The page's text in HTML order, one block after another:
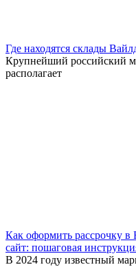
Где находятся склады
Крупнейший российский
располагает
Как оформить рассрочку в
сайт: пошаговая
В 2024 году известный